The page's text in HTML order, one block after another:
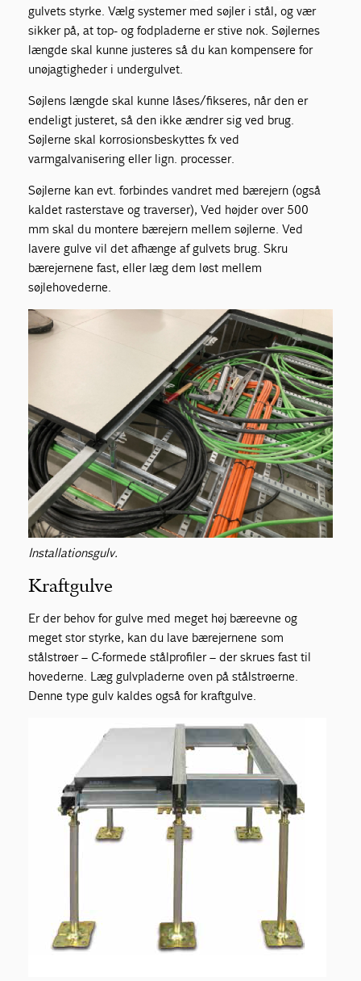
gulvets styrke. Vælg systemer med søjler i stål, og vær
sikker på, at top- og fodpladerne er stive nok. Søjlernes
længde skal kunne justeres så du kan kompensere for
unøjagtigheder i undergulvet.
Søjlens længde skal kunne låses/fikseres, når den er
endeligt justeret, så den ikke ændrer sig ved brug.
Søjlerne skal korrosionsbeskyttes fx ved
varmgalvanisering eller lign. processer.
Søjlerne kan evt. forbindes vandret med bærejern (også
kaldet rasterstave og traverser), Ved højder over 500
mm skal du montere bærejern mellem søjlerne. Ved
lavere gulve vil det afhænge af gulvets brug. Skru
bærejernene fast, eller læg dem løst mellem
søjlehovederne.
Installationsgulv.
Kraftgulve
Er der behov for gulve med meget høj bæreevne og
meget stor styrke, kan du lave bærejernene som
stålstrøer – C-formede stålprofiler – der skrues fast til
hovederne. Læg gulvpladerne oven på stålstrøerne.
Denne type gulv kaldes også for kraftgulve.